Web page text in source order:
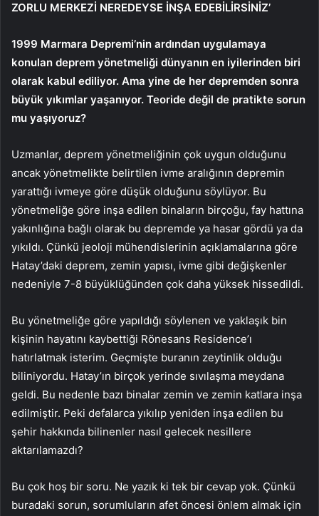
ZORLU MERKEZİ NEREDEYSE İNŞA EDEBİLİRSİNİZ’
1999 Marmara Depremi’nin ardından uygulamaya
konulan deprem yönetmeliği dünyanın en iyilerinden biri
olarak kabul ediliyor. Ama yine de her depremden sonra
büyük yıkımlar yaşanıyor. Teoride değil de pratikte sorun
mu yaşıyoruz?
Uzmanlar, deprem yönetmeliğinin çok uygun olduğunu
ancak yönetmelikte belirtilen ivme aralığının depremin
yarattığı ivmeye göre düşük olduğunu söylüyor. Bu
yönetmeliğe göre inşa edilen binaların birçoğu, fay hattına
yakınlığına bağlı olarak bu depremde ya hasar gördü ya da
yıkıldı. Çünkü jeoloji mühendislerinin açıklamalarına göre
Hatay’daki deprem, zemin yapısı, ivme gibi değişkenler
nedeniyle 7-8 büyüklüğünden çok daha yüksek hissedildi.
Bu yönetmeliğe göre yapıldığı söylenen ve yaklaşık bin
kişinin hayatını kaybettiği Rönesans Residence’ı
hatırlatmak isterim. Geçmişte buranın zeytinlik olduğu
biliniyordu. Hatay’ın birçok yerinde sıvılaşma meydana
geldi. Bu nedenle bazı binalar zemin ve zemin katlara inşa
edilmiştir. Peki defalarca yıkılıp yeniden inşa edilen bu
şehir hakkında bilinenler nasıl gelecek nesillere
aktarılamazdı?
Bu çok hoş bir soru. Ne yazık ki tek bir cevap yok. Çünkü
buradaki sorun, sorumluların afet öncesi önlem almak için